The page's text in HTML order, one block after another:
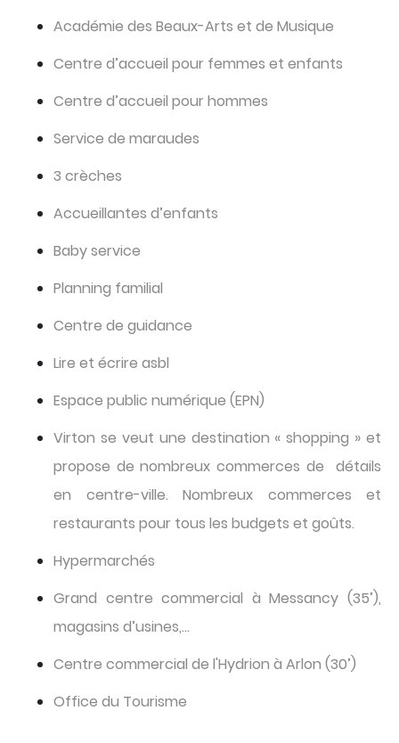
Académie des Beaux-Arts et de Musique
Centre d’accueil pour femmes et enfants
Centre d’accueil pour hommes
Service de maraudes
3 crèches
Accueillantes d’enfants
Baby service
Planning familial
Centre de guidance
Lire et écrire asbl
Espace public numérique (EPN)
Virton se veut une destination « shopping » et
propose de nombreux commerces de détails
en centre-ville. Nombreux commerces et
restaurants pour tous les budgets et goûts.
Hypermarchés
Grand centre commercial à Messancy (35’),
magasins d’usines,…
Centre commercial de l'Hydrion à Arlon (30’)
Office du Tourisme